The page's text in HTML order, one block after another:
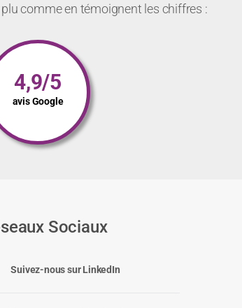
comme en témoignent les chiffres :
4,9/5
avis Google
Sociaux
Suivez-nous sur LinkedIn